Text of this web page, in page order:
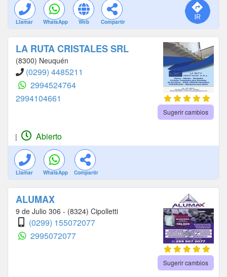
Llamar WhatsApp Web Compartir
LA RUTA CRISTALES SRL
(8300) Neuquén
(0299) 4485211
2994524764
2994104661
Sugerir cambios
| Abierto
Llamar WhatsApp Compartir
ALUMAX
9 de Julio 306 - (8324) Cipolletti
(0299) 155072077
2995072077
Sugerir cambios